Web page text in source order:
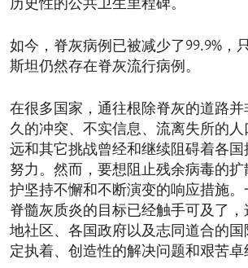
历史性的公共卫生里程碑。
如今，脊灰病例已被减少了99.9%，
斯坦仍然存在脊灰流行病例。
在很多国家，通往根除脊灰的道路
久的冲突、不实信息、流离失所的
远和其它挑战曾经和继续阻碍着各国
努力。然而，要想阻止残余病毒的
护坚持不懈和不断演变的响应措施。
脊髓灰质炎的目标已经触手可及了，
地社区、各国政府以及志同道合的
定执着、创造性的解决问题和艰苦卓